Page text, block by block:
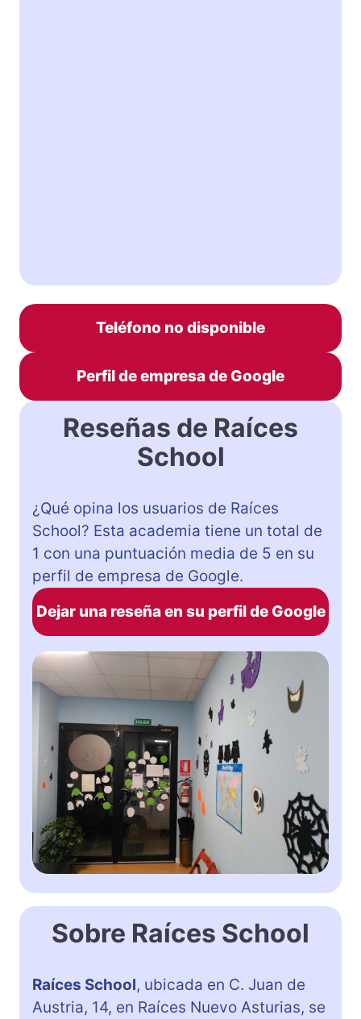
Teléfono no disponible
Perfil de empresa de Google
Reseñas de Raíces
School
¿Qué opina los usuarios de Raíces
School? Esta academia tiene un total de
1 con una puntuación media de 5 en su
perfil de empresa de Google.
Dejar una reseña en su perfil de Google
Sobre Raíces School
Raíces School, ubicada en C. Juan de
Austria, 14, en Raíces Nuevo Asturias, se